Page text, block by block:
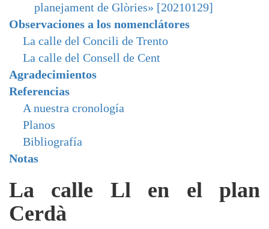
planejament de Glòries» [20210129]
Observaciones a los nomenclátores
La calle del Concili de Trento
La calle del Consell de Cent
Agradecimientos
Referencias
A nuestra cronología
Planos
Bibliografía
Notas
La calle Ll en el plan
Cerdà